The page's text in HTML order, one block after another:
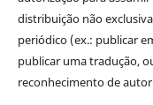
distribuição não
periódico (ex.: publicar
publicar uma tradução,
reconhecimento de